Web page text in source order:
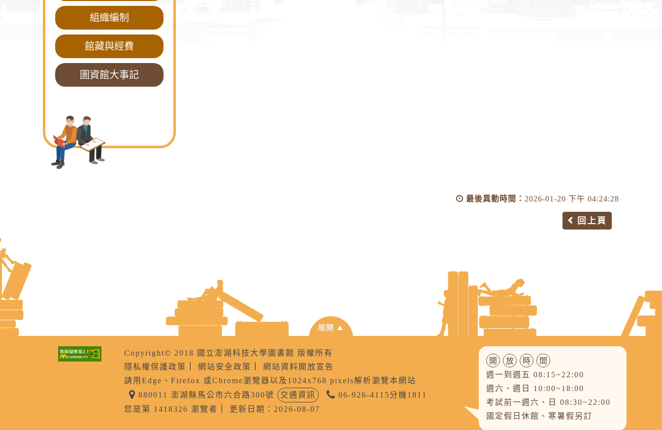
組織編制
館藏與經費
圖資館大事記
最後異動時間： 2026-01-20 下午 04:24:28
回上頁
Copyright© 2018 國立澎湖科技大學圖書館 版權所有
隱私權保護政策
網站安全政策
網站資料開放宣告
請用Edge、Firefox 或Chrome瀏覽器以及1024x768 pixels解析瀏覽本網站
880011 澎湖縣馬公市六合路300號
交通資訊
06-926-4115分機1811
您是第 1418326 瀏覽者
更新日期：2026-08-07
開 放 時
間
週一到週五 08:15~22:00
週六、週日 10:00~18:00
考試前一週六、日 08:30~22:00
國定假日休館、寒暑假另訂